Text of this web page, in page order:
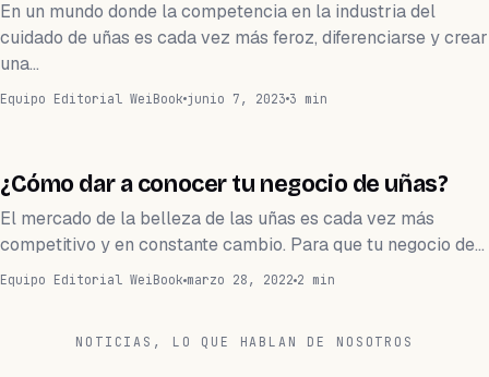
En un mundo donde la competencia en la industria del
cuidado de uñas es cada vez más feroz, diferenciarse y crear
una…
Equipo Editorial WeiBook junio 7, 2023 3 min
CRECE
¿Cómo dar a conocer tu negocio de uñas?
El mercado de la belleza de las uñas es cada vez más
competitivo y en constante cambio. Para que tu negocio de…
Equipo Editorial WeiBook marzo 28, 2022 2 min
NOTICIAS, LO QUE HABLAN DE NOSOTROS